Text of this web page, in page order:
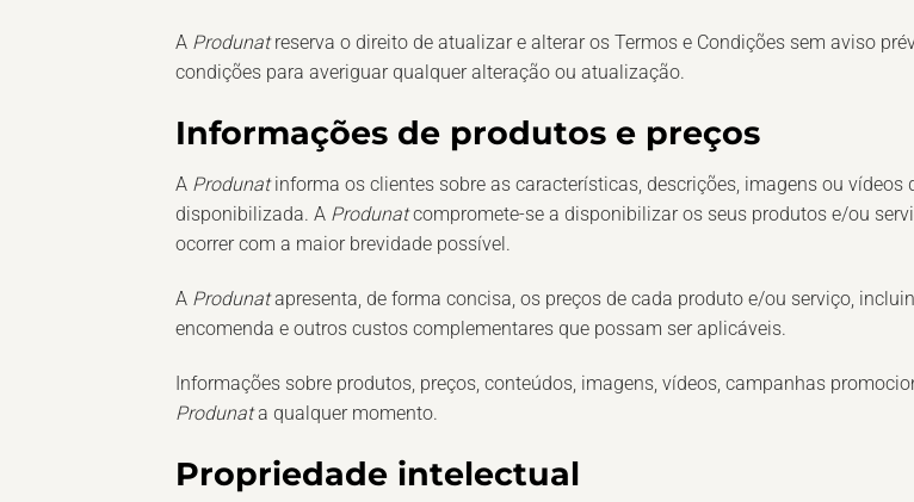
A Produnatreserva o direito de atualizar e alterar os Termos e Condições sem aviso
condições para averiguar qualquer alteração ou atualização.
Informações de produtos e preços
A Produnatinforma os clientes sobre as características, descrições, imagens ou
disponibilizada. A Produnatcompromete-se a disponibilizar os seus produtos e/ou
ocorrer com a maior brevidade possível.
A Produnatapresenta, de forma concisa, os preços de cada produto e/ou serviço,
encomenda e outros custos complementares que possam ser aplicáveis.
Informações sobre produtos, preços, conteúdos, imagens, vídeos, campanhas
Produnata qualquer momento.
Propriedade intelectual